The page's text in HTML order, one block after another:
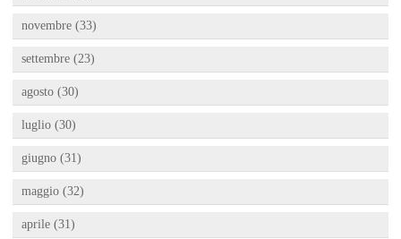
novembre (33)
settembre (23)
agosto (30)
luglio (30)
giugno (31)
maggio (32)
aprile (31)